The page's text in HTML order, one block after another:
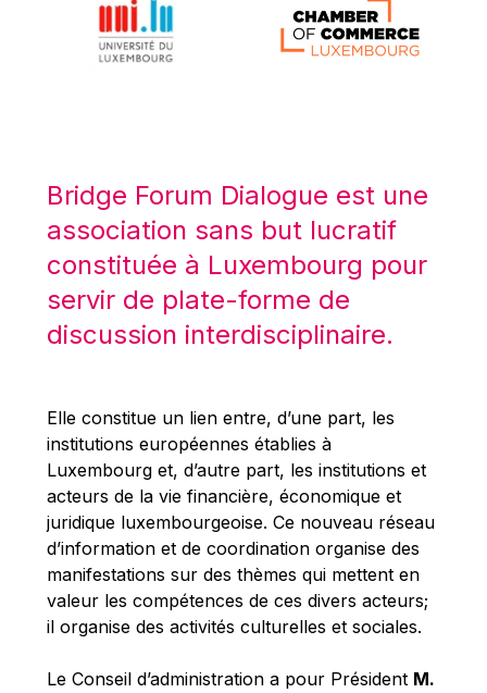
Lucas Papademos
Máire Geoghegan-Quinn
Mario Centeno
Mario Monti
Maroš ŠEFČOVIČ
Martin Bailey
Martine Reicherts
Michael Sohlman
Michel Goedert
Mireille Delmas-Marty
Nobuo Tanaka
Otmar Issing
Paolo Mengozzi
Paschal Donohoe
Pat Cox
Bridge Forum Dialogue est une
association sans but lucratif
constituée à Luxembourg pour
servir de plate-forme de
discussion interdisciplinaire.
Elle constitue un lien entre, d’une part, les
institutions européennes établies à
Luxembourg et, d’autre part, les institutions et
acteurs de la vie financière, économique et
juridique luxembourgeoise. Ce nouveau réseau
d’information et de coordination organise des
manifestations sur des thèmes qui mettent en
valeur les compétences de ces divers acteurs;
il organise des activités culturelles et sociales.
Le Conseil d’administration a pour Président M.